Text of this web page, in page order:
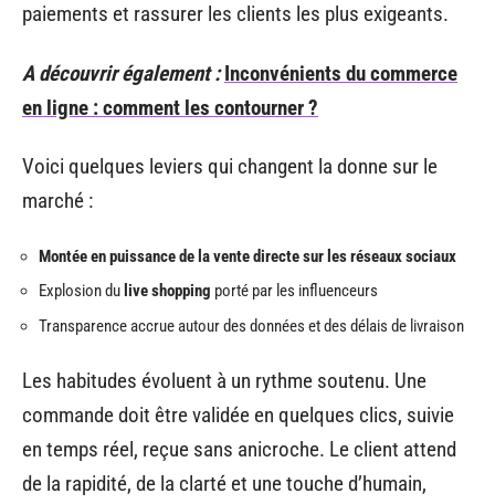
paiements et rassurer les clients les plus exigeants.
A découvrir également : Inconvénients du commerce
en ligne : comment les contourner ?
Voici quelques leviers qui changent la donne sur le
marché :
Montée en puissance de la vente directe sur les réseaux sociaux
Explosion du live shopping porté par les influenceurs
Transparence accrue autour des données et des délais de livraison
Les habitudes évoluent à un rythme soutenu. Une
commande doit être validée en quelques clics, suivie
en temps réel, reçue sans anicroche. Le client attend
de la rapidité, de la clarté et une touche d’humain,